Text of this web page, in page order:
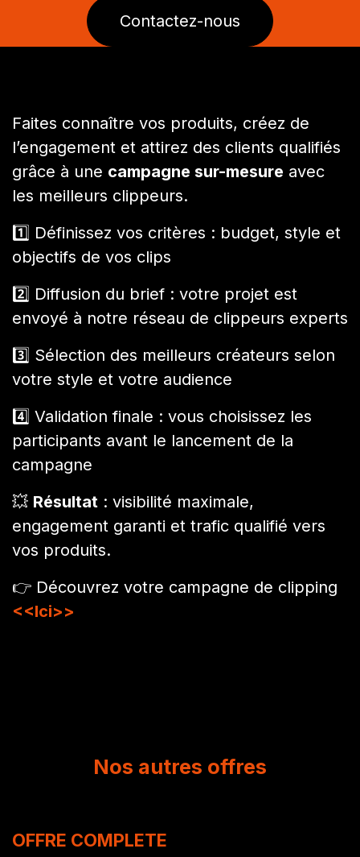
Contactez-nous
Faites connaître vos produits, créez de
l’engagement et attirez des clients qualifiés
grâce à une campagne sur-mesure avec
les meilleurs clippeurs.
1️⃣ Définissez vos critères : budget, style et
objectifs de vos clips
2️⃣ Diffusion du brief : votre projet est
envoyé à notre réseau de clippeurs experts
3️⃣ Sélection des meilleurs créateurs selon
votre style et votre audience
4️⃣ Validation finale : vous choisissez les
participants avant le lancement de la
campagne
💥 Résultat : visibilité maximale,
engagement garanti et trafic qualifié vers
vos produits.
👉 Découvrez votre campagne de clipping
<<Ici>>
Nos autres offres
OFFRE COMPLETE